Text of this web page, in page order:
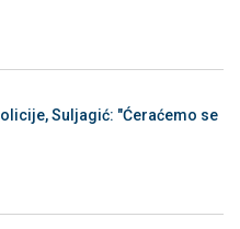
Suljagić: "Ćeraćemo se